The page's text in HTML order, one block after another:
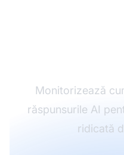
Monitorizează
răspunsurile AI
ridicată